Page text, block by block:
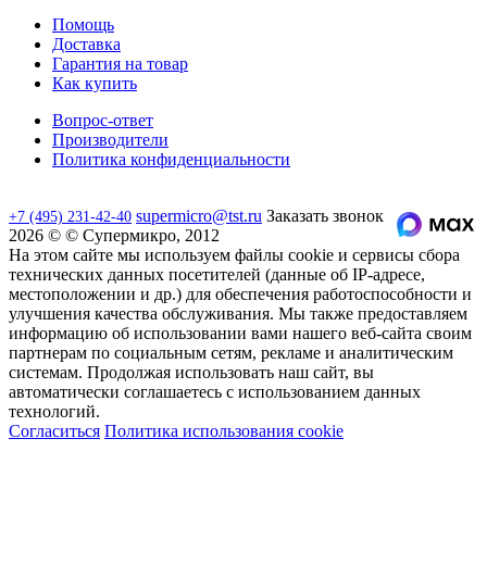
Помощь
Доставка
Гарантия на товар
Как купить
Вопрос-ответ
Производители
Политика конфиденциальности
+7 (495) 231-42-40 supermicro@tst.ru Заказать звонок
2026 © © Супермикро, 2012
На этом сайте мы используем файлы cookie и сервисы сбора
технических данных посетителей (данные об IP-адресе,
местоположении и др.) для обеспечения работоспособности и
улучшения качества обслуживания. Мы также предоставляем
информацию об использовании вами нашего веб-сайта своим
партнерам по социальным сетям, рекламе и аналитическим
системам. Продолжая использовать наш сайт, вы
автоматически соглашаетесь с использованием данных
технологий.
Согласиться Политика использования cookie